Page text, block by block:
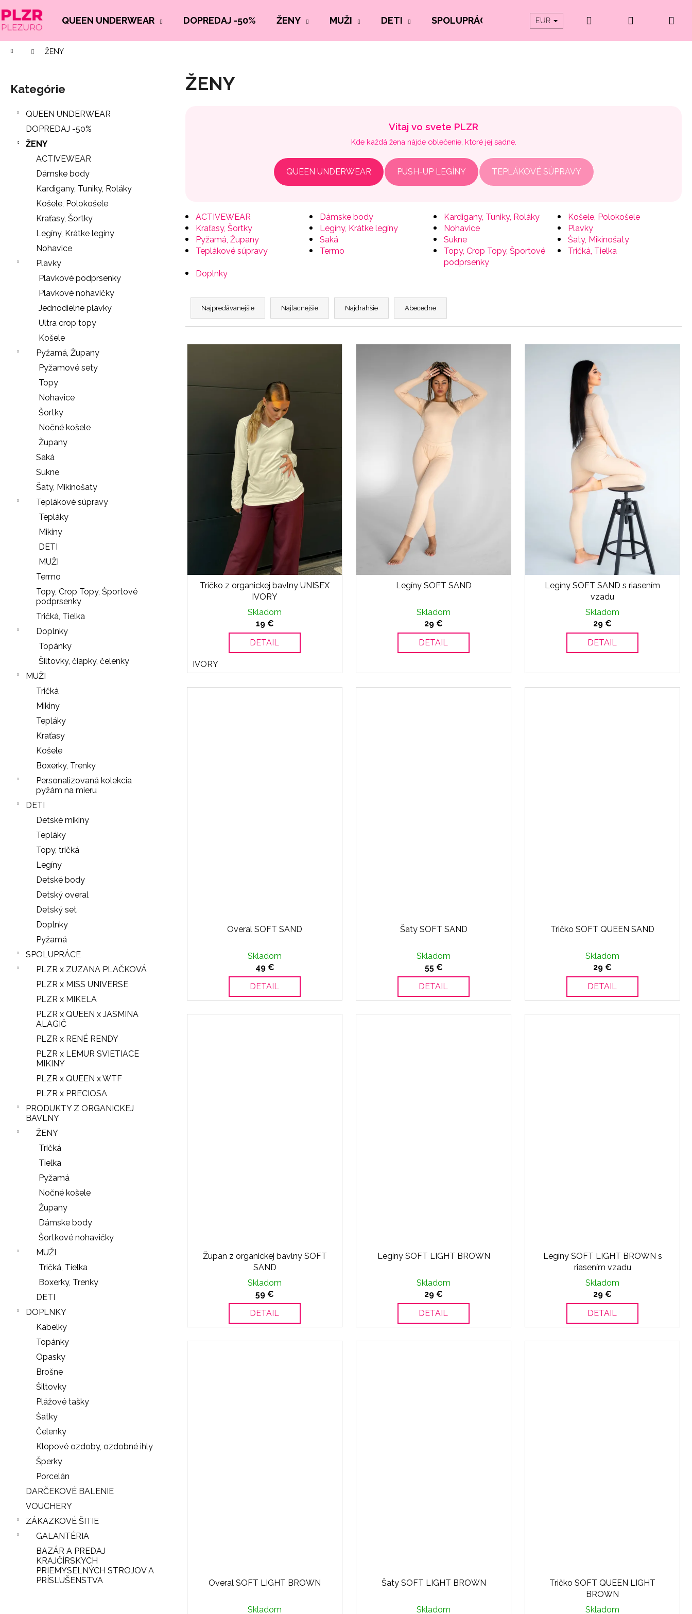
na
obsah
QUEEN UNDERWEAR DOPREDAJ -50% ŽENY MUŽI DETI SPOLUPRÁCE PRODUKTY Z ORGANICKEJ BAVLNY
EUR Prihlásenie
DomovŽENY
Preskočiť
kategórie
Kategórie
QUEEN UNDERWEAR
DOPREDAJ -50%
ŽENY
ACTIVEWEAR
Dámske body
Kardigany, Tuniky, Roláky
Košele, Polokošele
Kraťasy, Šortky
Legíny, Krátke legíny
Nohavice
Plavky
Plavkové podprsenky
Plavkové nohavičky
Jednodielne plavky
Ultra crop topy
Košele
Pyžamá, Župany
Pyžamové sety
Topy
Nohavice
Šortky
Nočné košele
Župany
Saká
Sukne
Šaty, Mikinošaty
Teplákové súpravy
Tepláky
Mikiny
DETI
MUŽI
Termo
Topy, Crop Topy, Športové
podprsenky
Tričká, Tielka
Doplnky
Topánky
Šiltovky, čiapky, čelenky
MUŽI
Tričká
Mikiny
Tepláky
Kraťasy
Košele
Boxerky, Trenky
Personalizovaná kolekcia
pyžám na mieru
DETI
Detské mikiny
Tepláky
Topy, tričká
Legíny
Detské body
Detský overal
Detský set
Doplnky
Pyžamá
SPOLUPRÁCE
PLZR x ZUZANA PLAČKOVÁ
PLZR x MISS UNIVERSE
PLZR x MIKELA
PLZR x QUEEN x JASMINA
ALAGIČ
PLZR x RENÉ RENDY
PLZR x LEMUR SVIETIACE
MIKINY
PLZR x QUEEN x WTF
PLZR x PRECIOSA
PRODUKTY Z ORGANICKEJ
BAVLNY
ŽENY
Tričká
Tielka
Pyžamá
Nočné košele
Župany
Dámske body
Šortkové nohavičky
MUŽI
Tričká, Tielka
Boxerky, Trenky
DETI
DOPLNKY
Kabelky
Topánky
Opasky
Brošne
Šiltovky
Plážové tašky
Šatky
Čelenky
Klopové ozdoby, ozdobné ihly
Šperky
Porcelán
DARČEKOVÉ BALENIE
VOUCHERY
ZÁKAZKOVÉ ŠITIE
GALANTÉRIA
BAZÁR A PREDAJ
KRAJČÍRSKYCH
PRIEMYSELNÝCH STROJOV A
PRÍSLUŠENSTVA
ŽENY
Vitaj vo svete PLZR
Kde každá žena nájde oblečenie, ktoré jej sadne.
QUEEN UNDERWEAR PUSH-UP LEGÍNY TEPLÁKOVÉ SÚPRAVY
ACTIVEWEAR Dámske body Kardigany, Tuniky, Roláky
Košele, Polokošele
Kraťasy, Šortky
Legíny, Krátke legíny Nohavice
Plavky
Pyžamá, Župany
Saká Sukne
Šaty, Mikinošaty
Teplákové súpravy
Termo
Topy, Crop Topy, Športové
podprsenky
Tričká, Tielka
Doplnky
R
d
e
u
Najpredávanejšie Najlacnejšie Najdrahšie Abecedne
V
i
d
Tričko z organickej bavlny UNISEX
IVORY
Skladom
19 €
DETAIL
IVORY
Legíny SOFT SAND
Skladom
29 €
DETAIL
Legíny SOFT SAND s riasením
vzadu
Skladom
29 €
DETAIL
Overal SOFT SAND
Skladom
49 €
DETAIL
Šaty SOFT SAND
Skladom
55 €
DETAIL
Tričko SOFT QUEEN SAND
Skladom
29 €
DETAIL
Župan z organickej bavlny SOFT
SAND
Skladom
59 €
DETAIL
Legíny SOFT LIGHT BROWN
Skladom
29 €
DETAIL
Legíny SOFT LIGHT BROWN s
riasením vzadu
Skladom
29 €
DETAIL
Overal SOFT LIGHT BROWN
Skladom
Šaty SOFT LIGHT BROWN
Skladom
Tričko SOFT QUEEN LIGHT
BROWN
Skladom
K
o
š
Späť
do
obchodu
Späť
do
obchodu
Č
p
e
á
HĽADAŤ
SŤAHOVACIE
BLACK
€
LEGÍNY
PUSH-
UP
NOHAVIČKY
BLACK
7
€